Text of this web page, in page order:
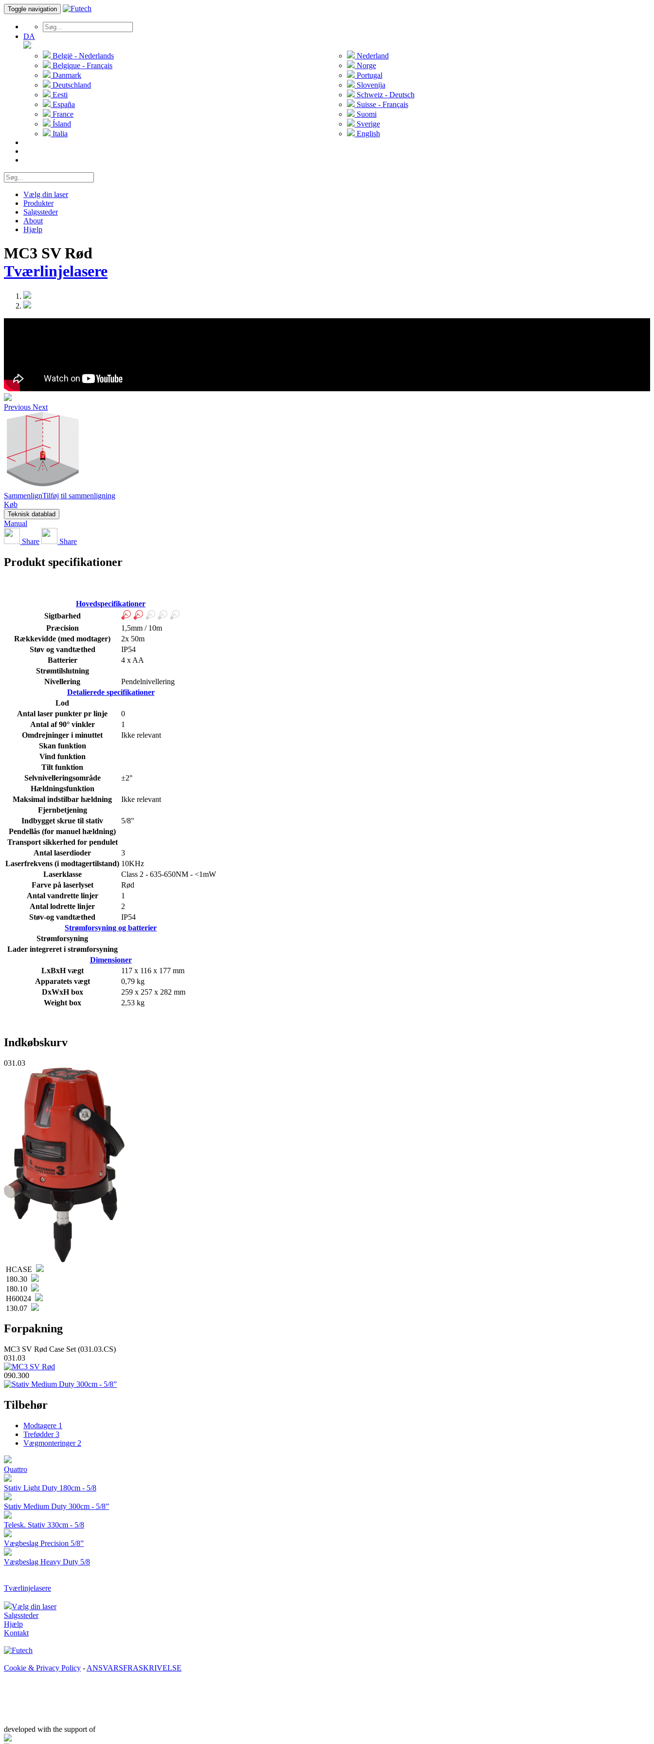
Toggle navigation
DA
België - Nederlands
Belgique - Français
Danmark
Deutschland
Eesti
España
France
Ísland
Italia
Nederland
Norge
Portugal
Slovenija
Schweiz - Deutsch
Suisse - Français
Suomi
Sverige
English
Vælg din laser
Produkter
Salgssteder
About
Hjælp
MC3 SV Rød
Tværlinjelasere
Previous Next
SammenlignTilføj til sammenligning
Køb
Teknisk datablad
Manual
Share Share
Produkt specifikationer
Hovedspecifikationer
Sigtbarhed
Præcision
1,5mm / 10m
Rækkevidde (med modtager)
2x 50m
Støv og vandtæthed
IP54
Batterier
4 x AA
Strømtilslutning
Nivellering
Pendelnivellering
Detalierede specifikationer
Lod
Antal laser punkter pr linje
0
Antal af 90° vinkler
1
Omdrejninger i minuttet
Ikke relevant
Skan funktion
Vind funktion
Tilt funktion
Selvnivelleringsområde
±2°
Hældningsfunktion
Maksimal indstilbar hældning
Ikke relevant
Fjernbetjening
Indbygget skrue til stativ
5/8"
Pendellås (for manuel hældning)
Transport sikkerhed for pendulet
Antal laserdioder
3
Laserfrekvens (i modtagertilstand) 10KHz
Laserklasse
Class 2 - 635-650NM - <1mW
Farve på laserlyset
Rød
Antal vandrette linjer
1
Antal lodrette linjer
2
Støv-og vandtæthed
IP54
Strømforsyning og batterier
Strømforsyning
Lader integreret i strømforsyning
Dimensioner
LxBxH vægt
117 x 116 x 177 mm
Apparatets vægt
0,79 kg
DxWxH box
259 x 257 x 282 mm
Weight box
2,53 kg
Indkøbskurv
031.03
HCASE
180.30
180.10
H60024
130.07
Forpakning
MC3 SV Rød Case Set (031.03.CS)
031.03
090.300
Tilbehør
Modtagere 1
Trefødder3
Vægmonteringer 2
Quattro
Stativ Light Duty 180cm - 5/8
Stativ Medium Duty 300cm - 5/8”
Telesk. Stativ 330cm - 5/8
Vægbeslag Precision 5/8”
Vægbeslag Heavy Duty 5/8
Tværlinjelasere
Vælg din laser
Salgssteder
Hjælp
Kontakt
Cookie & Privacy Policy - ANSVARSFRASKRIVELSE
developed with the support of